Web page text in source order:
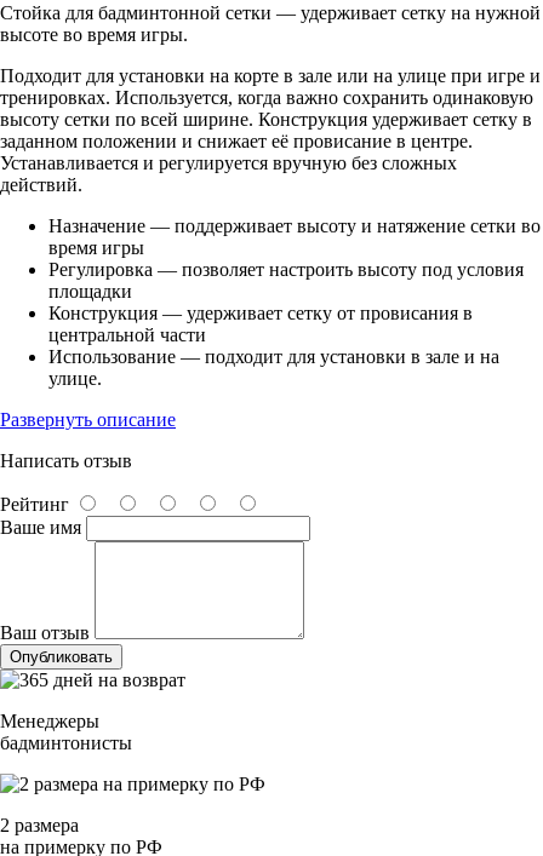
Стойка для бадминтонной сетки — удерживает сетку на нужной
высоте во время игры.
Подходит для установки на корте в зале или на улице при игре и
тренировках. Используется, когда важно сохранить одинаковую
высоту сетки по всей ширине. Конструкция удерживает сетку в
заданном положении и снижает её провисание в центре.
Устанавливается и регулируется вручную без сложных
действий.
Назначение — поддерживает высоту и натяжение сетки во
время игры
Регулировка — позволяет настроить высоту под условия
площадки
Конструкция — удерживает сетку от провисания в
центральной части
Использование — подходит для установки в зале и на
улице.
Развернуть описание
Написать отзыв
Рейтинг
Ваше имя
Ваш отзыв
Опубликовать
Менеджеры
бадминтонисты
2 размера
на примерку по РФ